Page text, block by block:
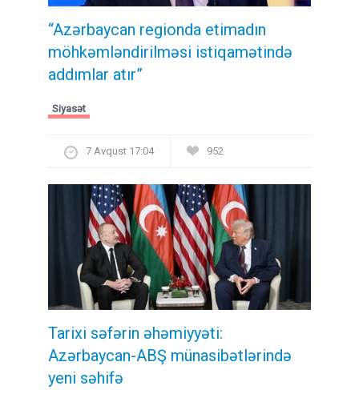
“Azərbaycan regionda etimadın
möhkəmləndirilməsi istiqamətində
addımlar atır”
Siyasət
7 Avqust 17:04 952
Tarixi səfərin əhəmiyyəti:
Azərbaycan-ABŞ münasibətlərində
yeni səhifə